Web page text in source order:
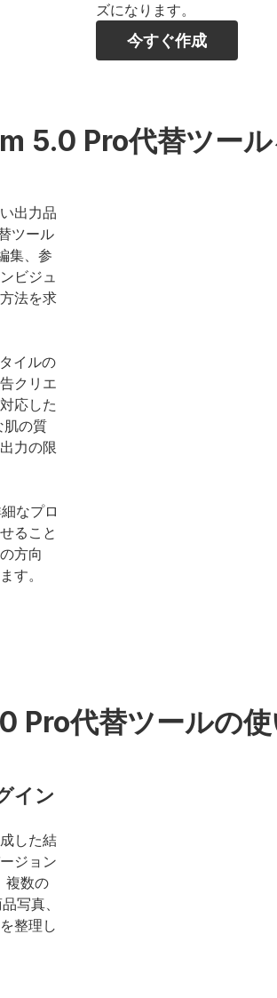
ズになります。
今すぐ作成
5.0 Pro代替ツー
出力品
ツール
集、参
ビジュ
法を求
イルの
クリエ
応した
肌の質
力の限
なプロ
ること
方向
す。
Pro代替ツールの
イン
した結
ジョン
複数の
写真、
整理し